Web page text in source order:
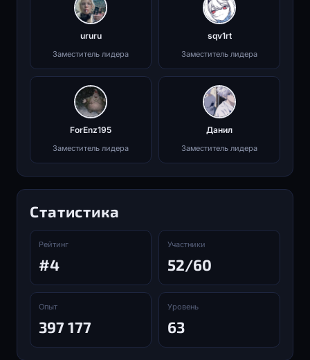
ururu
Заместитель лидера
sqv1rt
Заместитель лидера
ForEnz195
Заместитель лидера
Данил
Заместитель лидера
Статистика
Рейтинг
#4
Участники
52/60
Опыт
397 177
Уровень
63